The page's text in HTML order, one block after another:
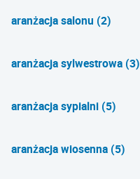
aranżacja salonu (2)
aranżacja sylwestrowa (3)
aranżacja sypialni (5)
aranżacja wiosenna (5)